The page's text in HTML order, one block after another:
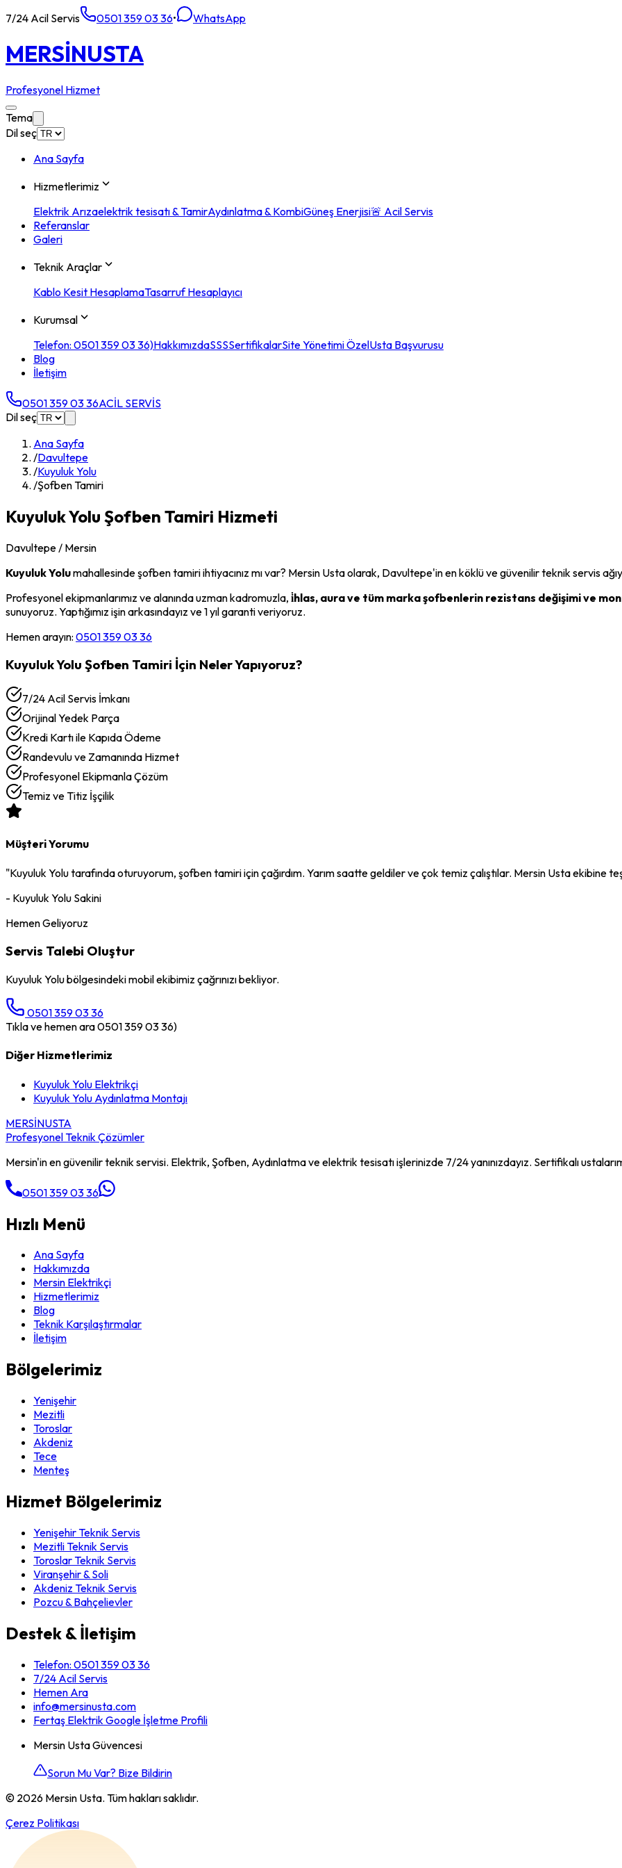
7/24 Acil Servis 0501 359 03 36• WhatsApp
MERSİNUSTA
Profesyonel Hizmet
Tema
Dil seç
Ana Sayfa
Hizmetlerimiz
Elektrik Arızaelektrik tesisatı & TamirAydınlatma & KombiGüneş Enerjisi🚨 Acil Servis
Referanslar
Galeri
Teknik Araçlar
Kablo Kesit HesaplamaTasarruf Hesaplayıcı
Kurumsal
Telefon: 0501 359 03 36)HakkımızdaSSSSertifikalarSite Yönetimi ÖzelUsta Başvurusu
Blog
İletişim
0501 359 03 36ACİL SERVİS
Dil seç
Ana Sayfa
/Davultepe
/Kuyuluk Yolu
/Şofben Tamiri
Kuyuluk Yolu Şofben Tamiri Hizmeti
Davultepe / Mersin
Kuyuluk Yolumahallesindeşofben tamiriihtiyacınız mı var? Mersin Usta olarak, Davultepe'in en köklü ve güvenilir teknik servis
Profesyonel ekipmanlarımız ve alanında uzman kadromuzla, i̇hlas, aura ve tüm marka şofbenlerin rezistans değişimi ve
sunuyoruz. Yaptığımız işin arkasındayız ve 1 yıl garanti veriyoruz.
Hemen arayın: 0501 359 03 36
Kuyuluk Yolu Şofben Tamiri İçin Neler Yapıyoruz?
7/24 Acil Servis İmkanı
Orijinal Yedek Parça
Kredi Kartı ile Kapıda Ödeme
Randevulu ve Zamanında Hizmet
Profesyonel Ekipmanla Çözüm
Temiz ve Titiz İşçilik
Müşteri Yorumu
"Kuyuluk Yolutarafında oturuyorum, şofben tamiriiçin çağırdım. Yarım saatte geldiler ve çok temiz çalıştılar. Mersin Usta ekibine
- Kuyuluk Yolu Sakini
Hemen Geliyoruz
Servis Talebi Oluştur
Kuyuluk Yolubölgesindeki mobil ekibimiz çağrınızı bekliyor.
0501 359 03 36
Tıkla ve hemen ara 0501 359 03 36)
Diğer Hizmetlerimiz
Kuyuluk Yolu Elektrikçi
Kuyuluk Yolu Aydınlatma Montajı
MERSİNUSTA
Profesyonel Teknik Çözümler
Mersin'in en güvenilir teknik servisi. Elektrik, Şofben, Aydınlatma ve elektrik tesisatı işlerinizde 7/24 yanınızdayız. Sertifikalı
0501 359 03 36
Hızlı Menü
Ana Sayfa
Hakkımızda
Mersin Elektrikçi
Hizmetlerimiz
Blog
Teknik Karşılaştırmalar
İletişim
Bölgelerimiz
Yenişehir
Mezitli
Toroslar
Akdeniz
Tece
Menteş
Hizmet Bölgelerimiz
Yenişehir Teknik Servis
Mezitli Teknik Servis
Toroslar Teknik Servis
Viranşehir & Soli
Akdeniz Teknik Servis
Pozcu & Bahçelievler
Destek & İletişim
Telefon: 0501 359 03 36
7/24 Acil Servis
Hemen Ara
info@mersinusta.com
Fertaş Elektrik Google İşletme Profili
Mersin Usta Güvencesi
Sorun Mu Var? Bize Bildirin
© 2026 Mersin Usta. Tüm hakları saklıdır.
Çerez Politikası